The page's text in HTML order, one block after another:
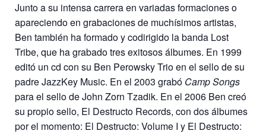
Junto a su intensa carrera en variadas formaciones o
apareciendo en grabaciones de muchísimos artistas,
Ben también ha formado y codirigido la banda Lost
Tribe, que ha grabado tres exitosos álbumes. En 1999
editó un cd con su Ben Perowsky Trio en el sello de su
padre JazzKey Music. En el 2003 grabó Camp Songs
para el sello de John Zorn Tzadik. En el 2006 Ben creó
su propio sello, El Destructo Records, con dos álbumes
por el momento: El Destructo: Volume I y El Destructo: